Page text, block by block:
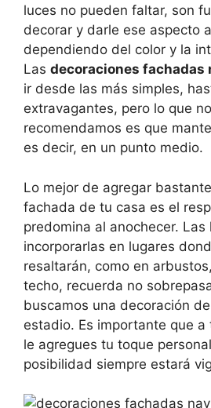
luces no pueden faltar, son
decorar y darle ese aspecto
dependiendo del color y la
Las decoraciones fachadas
ir desde las más simples,
extravagantes, pero lo que
recomendamos es que
es decir, en un punto medio.
Lo mejor de agregar
fachada de tu casa es el
predomina al anochecer. Las
incorporarlas en lugares
resaltarán, como en
techo, recuerda no
buscamos una decoración
estadio. Es importante que a
le agregues tu toque
posibilidad siempre estará